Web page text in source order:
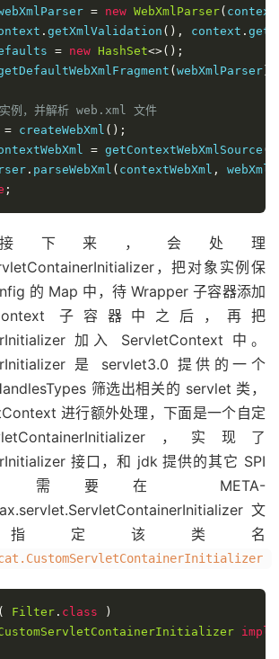
= new WebXmlParser( context
. getXmlValidation (), context .
= new HashSet<>();
( webXmlParser
例，并解析 web.xml 文件
= createWebXml ();
= getContextWebXmlSource
. parseWebXml ( contextWebXml , webXml
;
下来，会处理
，把对象实例保
的 Map 中，待 Wrapper 子容器添加
子容器中之后，再把
加入 ServletContext 中。
是 servlet3.0 提供的一个
筛选出相关的 servlet 类，
进行额外处理，下面是一个自定
，实现了
接口，和 jdk 提供的其它 SPI
需要在 META-
文
定该类名
( Filter . class
)